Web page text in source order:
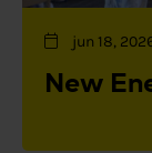
jun 18,
New